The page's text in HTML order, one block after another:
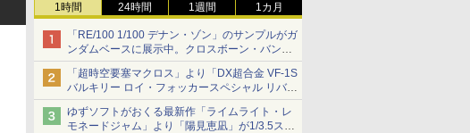
1時間 24時間 1週間 1カ月
「RE/100 1/100 デナン・ゾン」のサンプルがガ
ンダムベースに展示中。クロスボーン・バンガ
ードの制式量産機が間もなく発送【ガンダムベ
ース撮り下ろし】
「超時空要塞マクロス」より「DX超合金 VF-1S
バルキリー ロイ・フォッカースペシャル リバイ
バルVer.」本日発売！
ゆずソフトがおくる最新作「ライムライト・レ
モネードジャム」より「陽見恵凪」が1/3.5スケ